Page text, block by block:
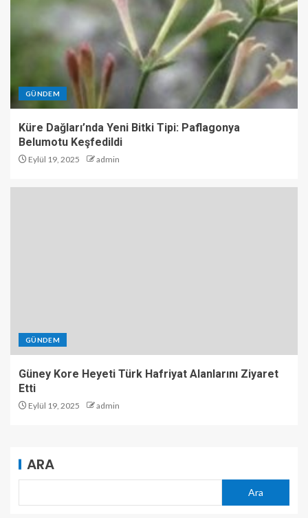
GÜNDEM
Küre Dağları’nda Yeni Bitki Tipi: Paflagonya
Belumotu Keşfedildi
Eylül 19, 2025 admin
GÜNDEM
Güney Kore Heyeti Türk Hafriyat Alanlarını Ziyaret
Etti
Eylül 19, 2025 admin
ARA
Ara